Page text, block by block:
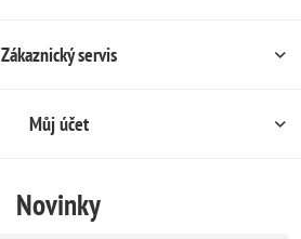
Zákaznický servis
Můj účet
Novinky